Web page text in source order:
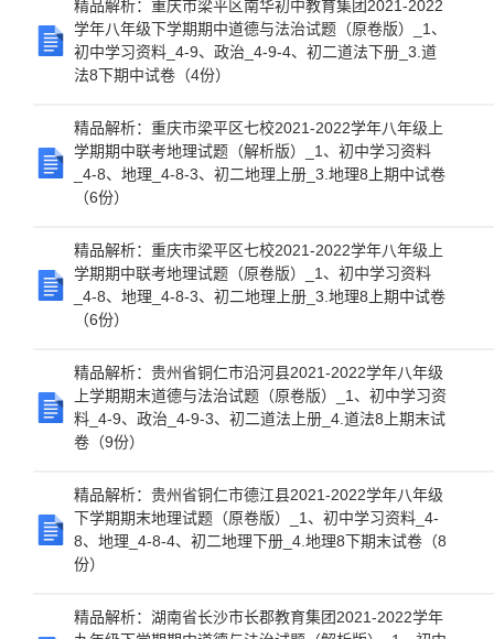
精品解析：重庆市梁平区南华初中教育集团2021-2022
学年八年级下学期期中道德与法治试题（原卷版）_1、
初中学习资料_4-9、政治_4-9-4、初二道法下册_3.道
法8下期中试卷（4份）
精品解析：重庆市梁平区七校2021-2022学年八年级上
学期期中联考地理试题（解析版）_1、初中学习资料
_4-8、地理_4-8-3、初二地理上册_3.地理8上期中试卷
（6份）
精品解析：重庆市梁平区七校2021-2022学年八年级上
学期期中联考地理试题（原卷版）_1、初中学习资料
_4-8、地理_4-8-3、初二地理上册_3.地理8上期中试卷
（6份）
精品解析：贵州省铜仁市沿河县2021-2022学年八年级
上学期期末道德与法治试题（原卷版）_1、初中学习资
料_4-9、政治_4-9-3、初二道法上册_4.道法8上期末试
卷（9份）
精品解析：贵州省铜仁市德江县2021-2022学年八年级
下学期期末地理试题（原卷版）_1、初中学习资料_4-
8、地理_4-8-4、初二地理下册_4.地理8下期末试卷（8
份）
精品解析：湖南省长沙市长郡教育集团2021-2022学年